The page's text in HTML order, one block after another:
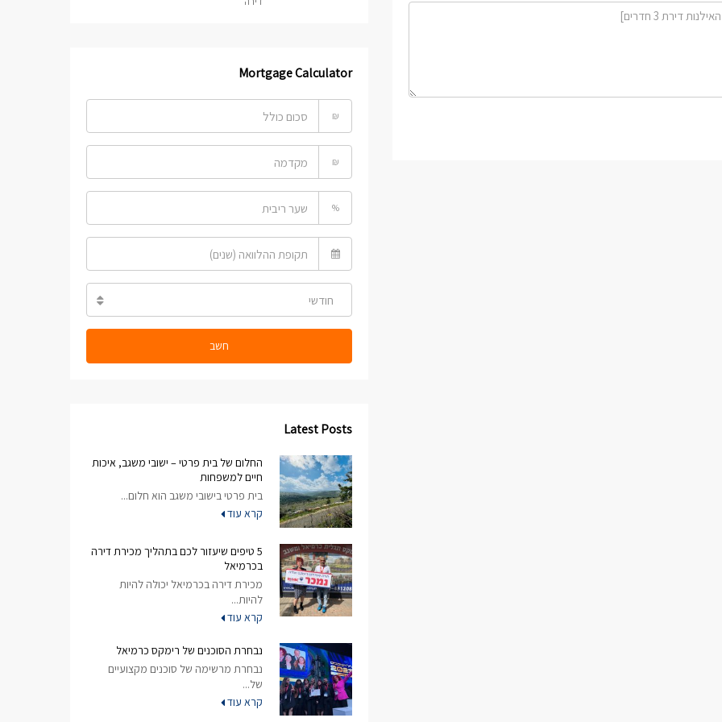
Mortgage Calculator
₪
₪
%
חודשי
חשב
Latest Posts
החלום של בית פרטי – ישובי משגב, איכות
חיים למשפחות
בית פרטי בישובי משגב הוא חלום...
קרא עוד
5 טיפים שיעזור לכם בתהליך מכירת דירה
בכרמיאל
מכירת דירה בכרמיאל יכולה להיות
להיות...
קרא עוד
נבחרת הסוכנים של רימקס כרמיאל
נבחרת מרשימה של סוכנים מקצועיים
של...
קרא עוד